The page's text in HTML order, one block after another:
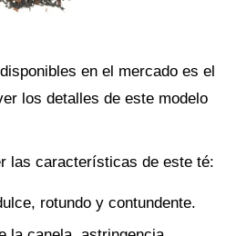
en el mercado es el
los detalles de este modelo
las características de este té:
rotundo y contundente.